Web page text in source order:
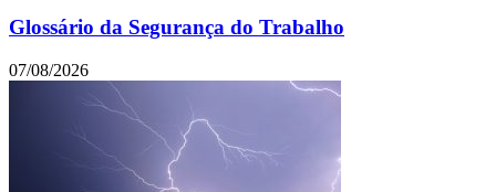
Glossário da Segurança do Trabalho
07/08/2026